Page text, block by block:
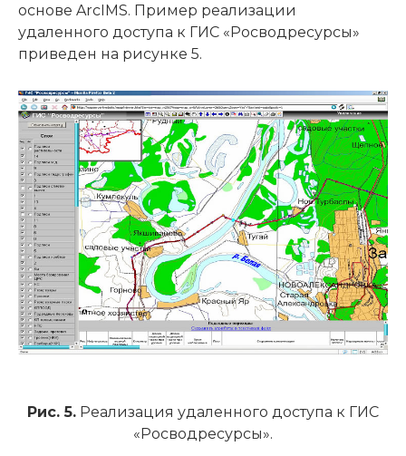
основе ArcIMS. Пример реализации
удаленного доступа к ГИС «Росводресурсы»
приведен на рисунке 5.
Рис. 5. Реализация удаленного доступа к ГИС
«Росводресурсы».